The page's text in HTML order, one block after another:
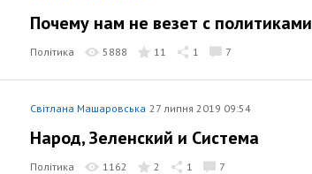
Почему нам не везет с политиками
Політика 5888 11 1 7
Світлана Машаровська 27 липня 2019 09:54
Народ, Зеленский и Система
Політика 1162 2 1 7